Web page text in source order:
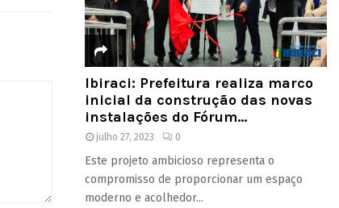
Ibiraci: Prefeitura realiza marco
inicial da construção das novas
instalações do Fórum...
julho 27, 2023 0
Este projeto ambicioso representa o
compromisso de proporcionar um espaço
moderno e acolhedor...